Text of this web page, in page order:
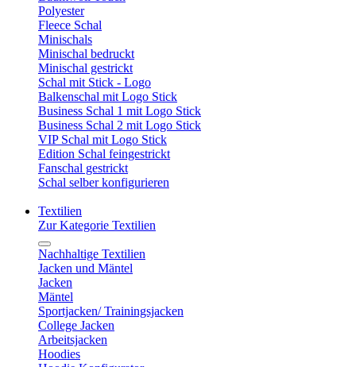
Polyester
Fleece Schal
Minischals
Minischal bedruckt
Minischal gestrickt
Schal mit Stick - Logo
Balkenschal mit Logo Stick
Business Schal 1 mit Logo Stick
Business Schal 2 mit Logo Stick
VIP Schal mit Logo Stick
Edition Schal feingestrickt
Fanschal gestrickt
Schal selber konfigurieren
Textilien
Zur Kategorie Textilien
Nachhaltige Textilien
Jacken und Mäntel
Jacken
Mäntel
Sportjacken/ Trainingsjacken
College Jacken
Arbeitsjacken
Hoodies